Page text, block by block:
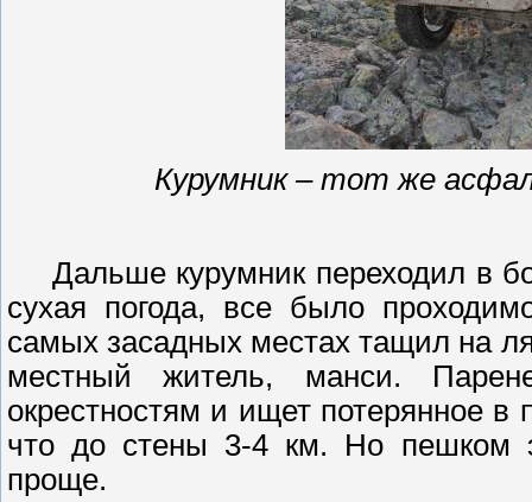
Курумник– тот же
Дальше курумникпереходил в
сухая погода, все было
самых засадных местах тащил на
местный житель, манси.
окрестностям и ищет потерянное
что до стены 3-4 км. Но пешком
проще.